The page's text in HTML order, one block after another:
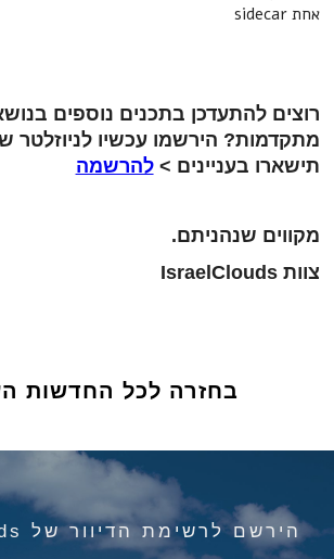
אחת sidecar
רוצים להתעדכן בתכנים נוספים
מתקדמות? הירשמו עכשיו לניוזלטר
תישארו בעניינים >להרשמה
מקווים שנהניתם.
צוות IsraelClouds
בחזרה לכל החדשות
הירשם לרשימת הדיוור של IsraelClouds